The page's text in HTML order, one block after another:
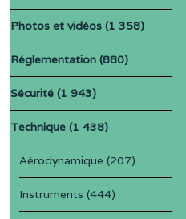
Photos et vidéos (1 358)
Réglementation (880)
Sécurité (1 943)
Technique (1 438)
Aérodynamique (207)
Instruments (444)